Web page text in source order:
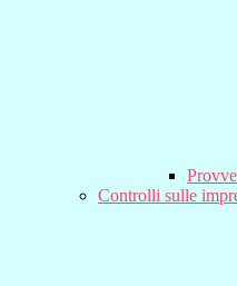
Controlli sulle